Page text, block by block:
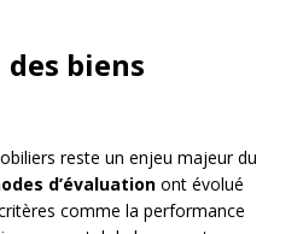
biens
reste un enjeu majeur du
d’évaluation ont évolué
comme la performance